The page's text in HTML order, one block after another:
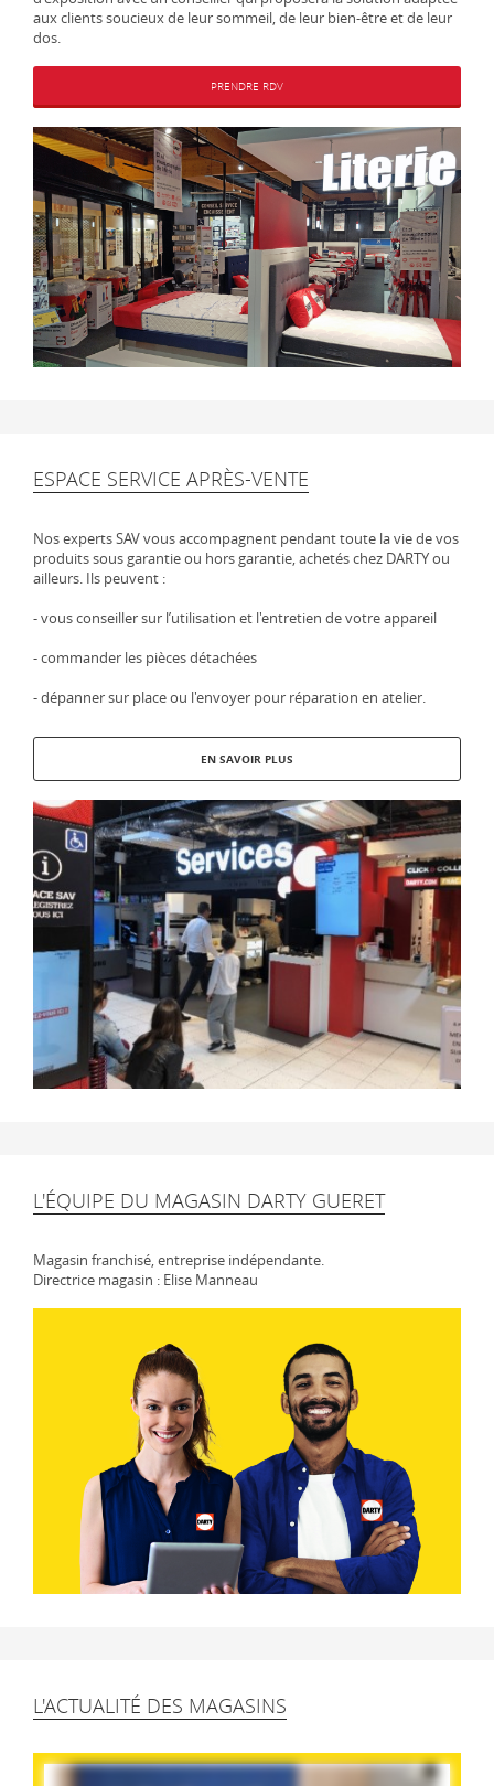
aux clients soucieux de leur sommeil, de leur bien-être et de leur
dos.
PRENDRE RDV
ESPACE SERVICE APRÈS-VENTE
Nos experts SAV vous accompagnent pendant toute la vie de vos
produits sous garantie ou hors garantie, achetés chez DARTY ou
ailleurs. Ils peuvent :
- vous conseiller sur l’utilisation et l'entretien de votre appareil
- commander les pièces détachées
- dépanner sur place ou l'envoyer pour réparation en atelier.
EN SAVOIR PLUS
L'ÉQUIPE DU MAGASIN DARTY GUERET
Magasin franchisé, entreprise indépendante.
Directrice magasin : Elise Manneau
L'ACTUALITÉ DES MAGASINS